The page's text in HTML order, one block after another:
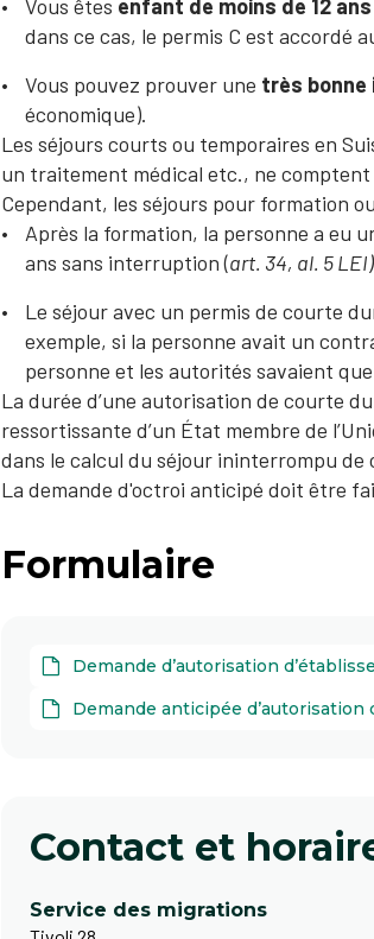
Vous êtes enfant de moins de 12 ans
dans ce cas, le permis C est accordé
Vous pouvez prouver une très
économique).
Les séjours courts ou temporaires en
un traitement médical etc., ne comptent
Cependant, les séjours pour formation
Après la formation, la personne a eu
ans sans interruption (art. 34, al. 5
Le séjour avec un permis de courte
exemple, si la personne avait un
personne et les autorités savaient
La durée d’une autorisation de courte
ressortissante d’un État membre de
dans le calcul du séjour ininterrompu de
La demande d'octroi anticipé doit être
Formulaire
Demande d’autorisation
Demande anticipée d’autorisation
Contact et
Service des migrations